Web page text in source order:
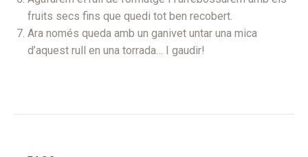
fruits secs fins que quedi tot ben recobert.
Ara només queda amb un ganivet untar una mica
d’aquest rull en una torrada… I gaudir!